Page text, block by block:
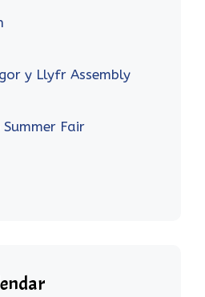
y Llyfr Assembly
Fair